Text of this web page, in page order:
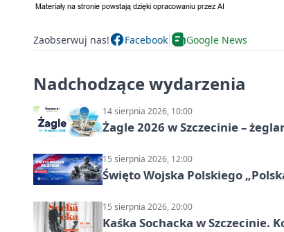
Zaobserwuj nas! Facebook Google News
Nadchodzące wydarzenia
14 sierpnia 2026, 10:00
Żagle 2026 w Szczecinie –
15 sierpnia 2026, 12:00
Święto Wojska Polskiego
15 sierpnia 2026, 20:00
Kaśka Sochacka w Szczecinie.